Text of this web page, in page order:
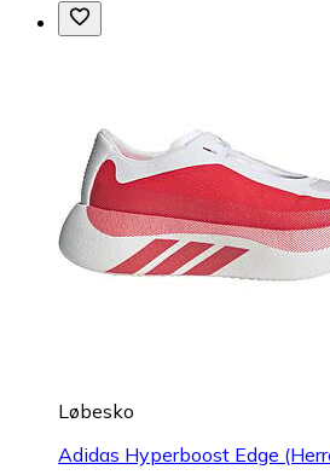
Løbesko
Adidas Hyperboost Edge